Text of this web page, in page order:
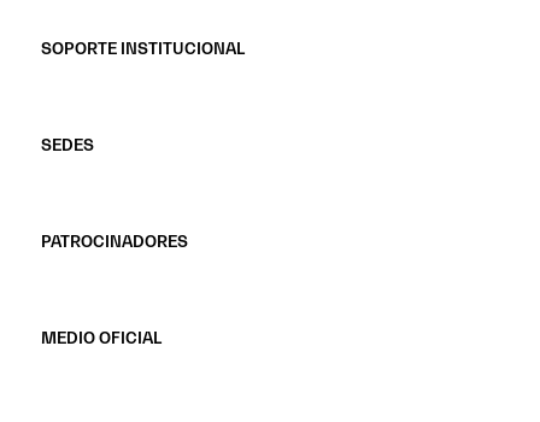
SOPORTE INSTITUCIONAL
SEDES
PATROCINADORES
MEDIO OFICIAL